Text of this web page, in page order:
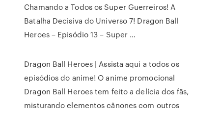
Chamando a Todos os Super Guerreiros! A
Batalha Decisiva do Universo 7! Dragon Ball
Heroes – Episódio 13 – Super …
Dragon Ball Heroes | Assista aqui a todos os
episódios do anime! O anime promocional
Dragon Ball Heroes tem feito a delícia dos fãs,
misturando elementos cânones com outros